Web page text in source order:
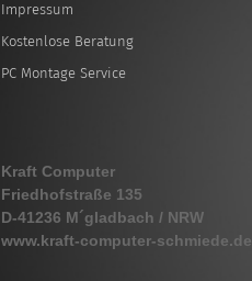
Impressum
Kostenlose Beratung
PC Montage Service
Kraft Computer
Friedhofstraße 135
D-41236 M´gladbach / NRW
www.kraft-computer-schmiede.de